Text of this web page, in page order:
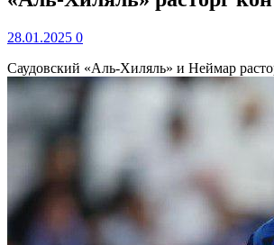
28.01.2025 0
Саудовский «Аль-Хиляль» и Неймар